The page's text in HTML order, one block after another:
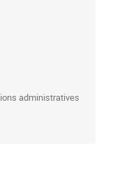
administratives